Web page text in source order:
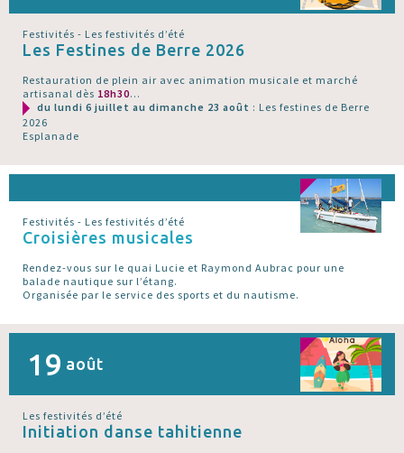
Festivités - Les festivités d’été
Les Festines de Berre 2026
Restauration de plein air avec animation musicale et marché
artisanal dès 18h30...
du lundi 6 juillet au dimanche 23 août : Les festines de Berre
2026
Esplanade
Festivités - Les festivités d’été
Croisières musicales
Rendez-vous sur le quai Lucie et Raymond Aubrac pour une
balade nautique sur l’étang.
Organisée par le service des sports et du nautisme.
19 août
Les festivités d’été
Initiation danse tahitienne